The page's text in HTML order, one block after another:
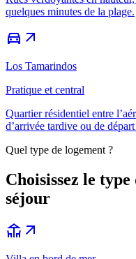
quelques minutes de la plage.
directions_car arrow_outward
Los Tamarindos
Pratique et central
Quartier résidentiel entre
d’arrivée tardive ou de
Quel type de logement ?
Choisissez le
séjour
deck arrow_outward